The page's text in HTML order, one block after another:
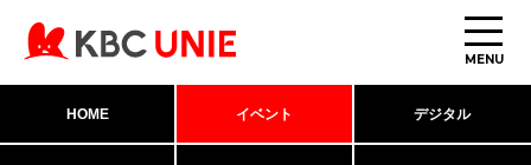
MENU
HOME イベント デジタル